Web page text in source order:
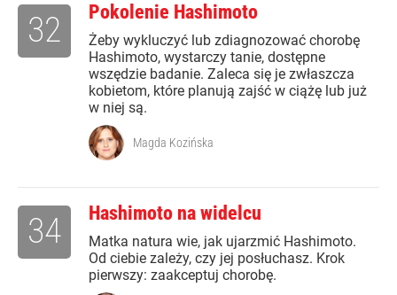
Pokolenie Hashimoto
Żeby wykluczyć lub zdiagnozować chorobę
Hashimoto, wystarczy tanie, dostępne
wszędzie badanie. Zaleca się je zwłaszcza
kobietom, które planują zajść w ciążę lub już
w niej są.
32
Magda Kozińska
Hashimoto na widelcu
Matka natura wie, jak ujarzmić Hashimoto.
Od ciebie zależy, czy jej posłuchasz. Krok
pierwszy: zaakceptuj chorobę.
34